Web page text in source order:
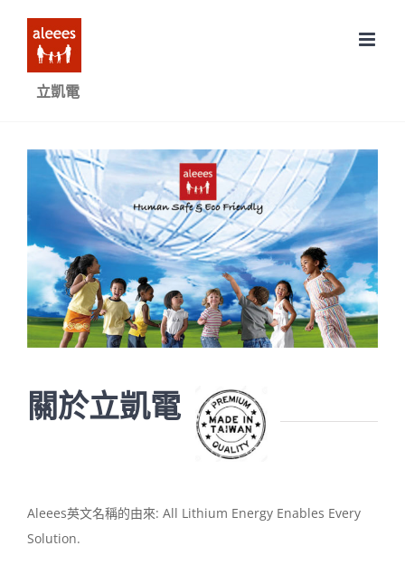
content
立凱電
關於立凱電
Aleees英文名稱的由來: All Lithium Energy Enables Every
Solution.